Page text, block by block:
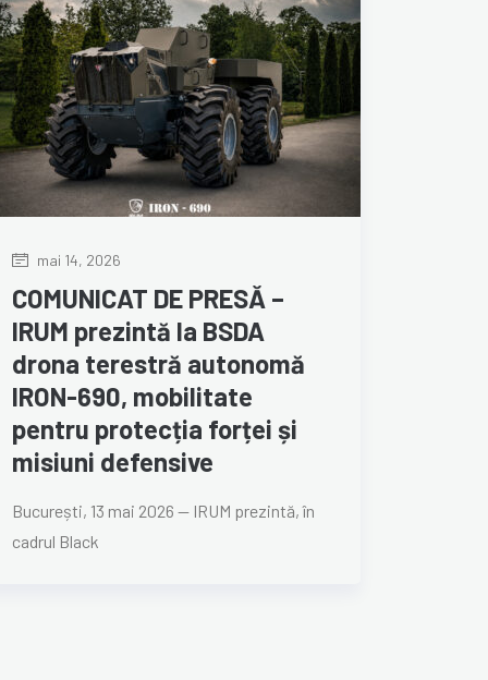
mai 14, 2026
COMUNICAT DE PRESĂ –
IRUM prezintă la BSDA
drona terestră autonomă
IRON-690, mobilitate
pentru protecția forței și
misiuni defensive
București, 13 mai 2026 — IRUM prezintă, în
cadrul Black